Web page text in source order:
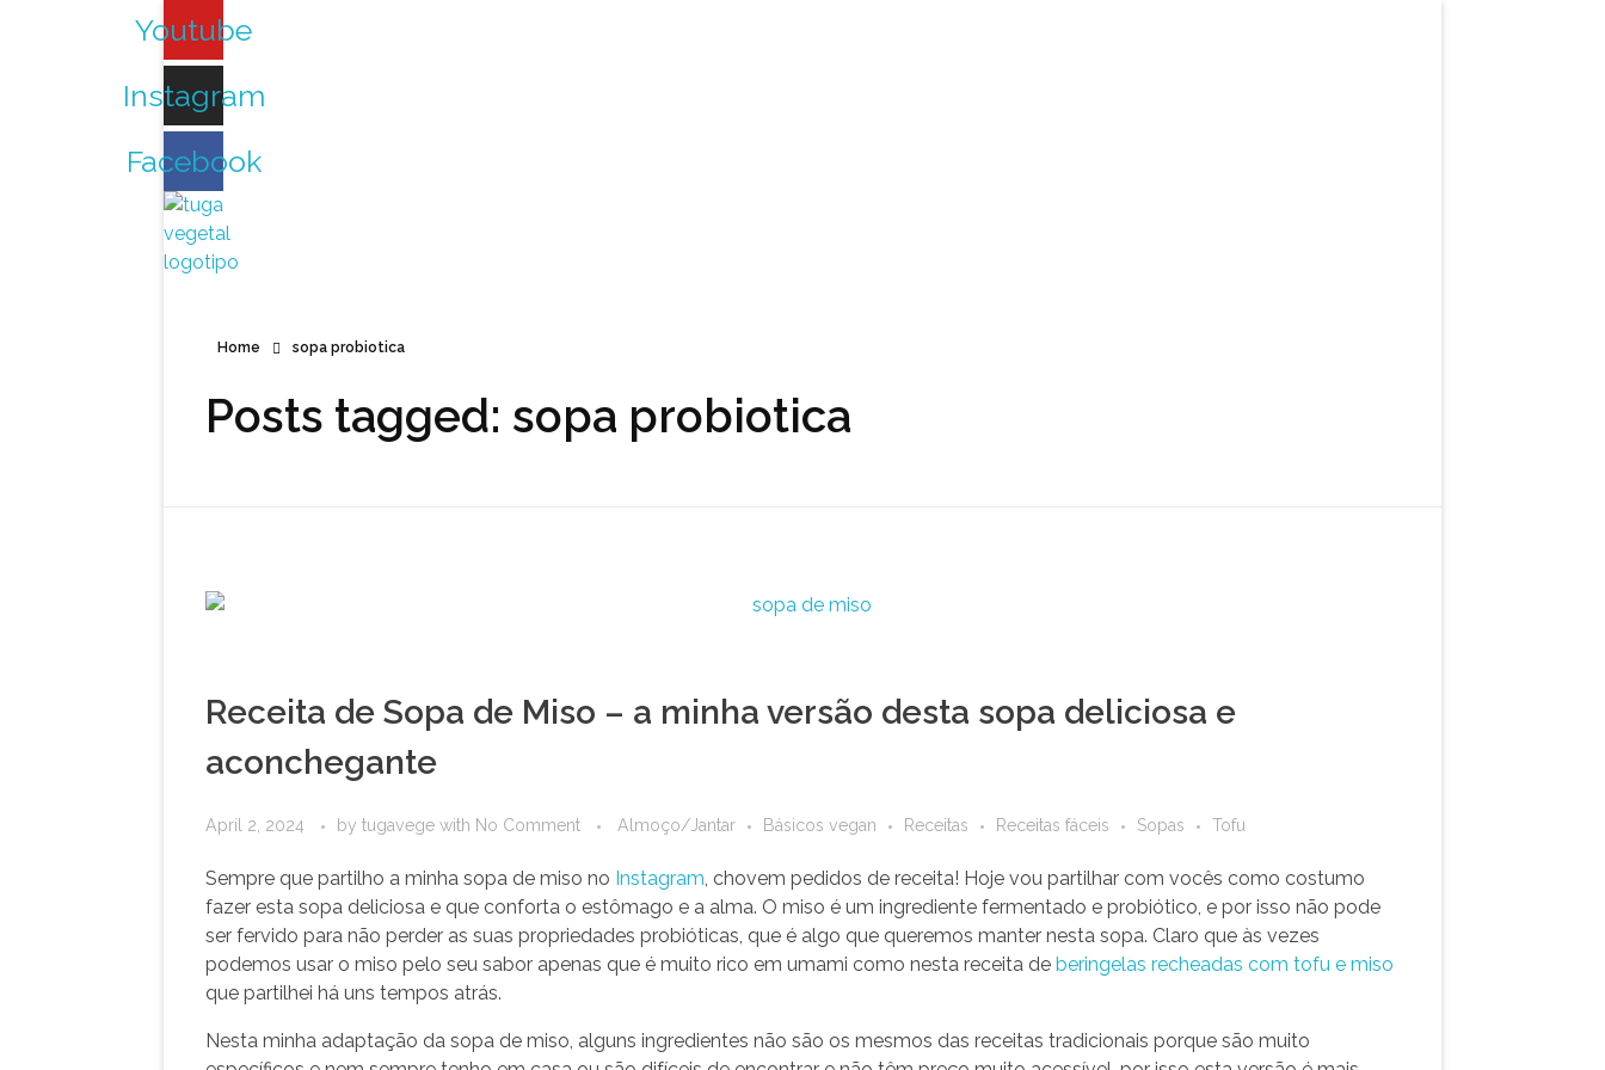
Youtube
Instagram
Facebook
Home sopa probiotica
Posts tagged: sopa probiotica
Receita de Sopa de Miso – a minha versão desta sopa deliciosa e
aconchegante
April 2, 2024 by tugavege with No Comment Almoço/Jantar Básicos vegan Receitas Receitas fáceis Sopas Tofu
Sempre que partilho a minha sopa de miso no Instagram , chovem pedidos de receita! Hoje vou partilhar com vocês como costumo
fazer esta sopa deliciosa e que conforta o estômago e a alma. O miso é um ingrediente fermentado e probiótico, e por isso não pode
ser fervido para não perder as suas propriedades probióticas, que é algo que queremos manter nesta sopa. Claro que às vezes
podemos usar o miso pelo seu sabor apenas que é muito rico em umami como nesta receita de beringelas recheadas com tofu e miso
que partilhei há uns tempos atrás.
Nesta minha adaptação da sopa de miso, alguns ingredientes não são os mesmos das receitas tradicionais porque são muito